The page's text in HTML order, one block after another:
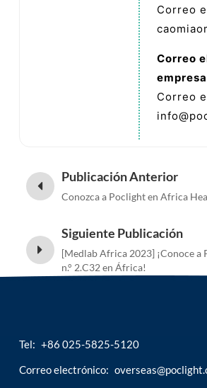
Correo
Correo
empresa
Correo
Publicación Anterior
Conozca a Poclight en Africa
Siguiente Publicación
[Medlab Africa 2023] ¡Conoce a
n.° 2.C32 en África!
Tel: +86 025-5825-5120
Correo electrónico: